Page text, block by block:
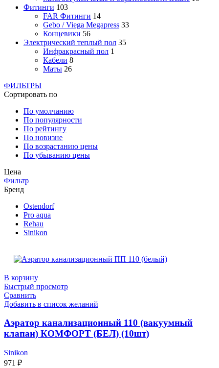
Фитинги 103
FAR Фитинги 14
Gebo / Viega Megapress 33
Концевики 56
Электрический теплый пол 35
Инфракрасный пол 1
Кабели 8
Маты 26
ФИЛЬТРЫ
Сортировать по
По умолчанию
По популярности
По рейтингу
По новизне
По возрастанию цены
По убыванию цены
Цена
Фильтр
Бренд
Ostendorf
Pro aqua
Rehau
Sinikon
В корзину
Быстрый просмотр
Сравнить
Добавить в список желаний
Аэратор канализационный 110 (вакуумный
клапан) КОМФОРТ (БЕЛ) (10шт)
Sinikon
971 ₽